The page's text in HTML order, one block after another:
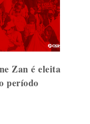
Zan é eleita
período